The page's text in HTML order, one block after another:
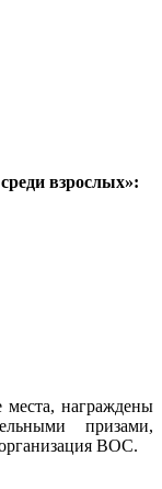
взрослых»:
места, награждены
призами,
ВОС.